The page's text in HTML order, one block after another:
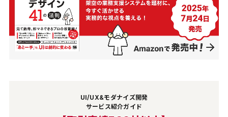
UI/UX&モダナイズ開発
サービス紹介ガイド